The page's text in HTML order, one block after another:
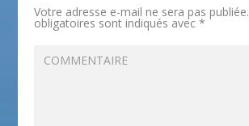
Votre adresse e-mail ne sera pas publiée.
obligatoires sont indiqués avec*